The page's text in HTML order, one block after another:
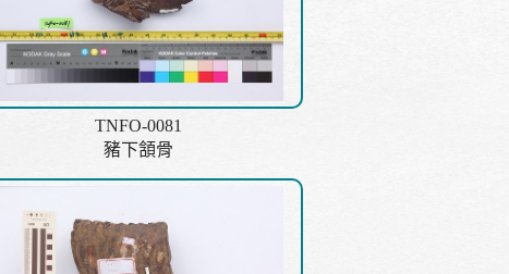
TNFO-0081
豬下頷骨